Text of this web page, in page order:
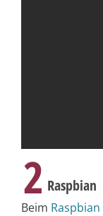
2 Raspbian
Beim Raspbian